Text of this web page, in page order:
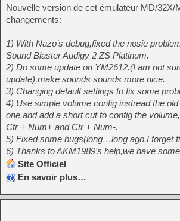
Nouvelle version de cet émulateur MD/32X/
changements:
1) With Nazo’s debug,fixed the nosie
Sound Blaster Audigy 2 ZS Platinum.
2) Do some update on YM2612.(I am not
update),make sounds sounds more nice.
3) Changing default settings to fix some
4) Use simple volume config instread the
one,and add a short cut to config the
Ctr + Num+ and Ctr + Num-.
5) Fixed some bugs(long…long ago,I forget
6) Thanks to AKM1989’s help,we have
Site Officiel
En savoir plus…